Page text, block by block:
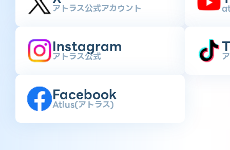
アトラス公式アカウント
Instagram
アトラス公式
Facebook
Atlus(アトラス)